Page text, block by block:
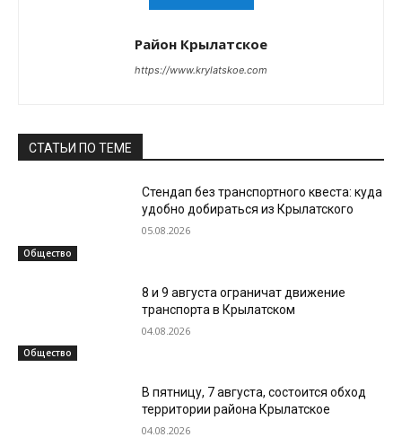
Район Крылатское
https://www.krylatskoe.com
СТАТЬИ ПО ТЕМЕ
Общество
Стендап без транспортного квеста: куда
удобно добираться из Крылатского
05.08.2026
Общество
8 и 9 августа ограничат движение
транспорта в Крылатском
04.08.2026
В пятницу, 7 августа, состоится обход
территории района Крылатское
04.08.2026